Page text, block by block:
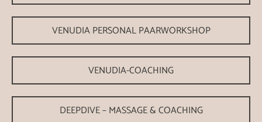
VENUDIA PERSONAL PAARWORKSHOP
VENUDIA-COACHING
DEEPDIVE – MASSAGE & COACHING